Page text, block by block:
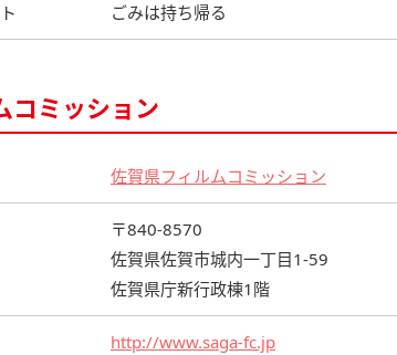
ごみは持ち帰る
コミッション
佐賀県フィルムコミッション
〒840-8570
佐賀県佐賀市城内一丁目1-59
佐賀県庁新行政棟1階
http://www.saga-fc.jp